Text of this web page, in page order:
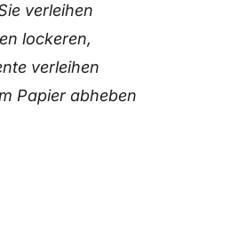
verleihen
lockeren,
verleihen
Papier abheben